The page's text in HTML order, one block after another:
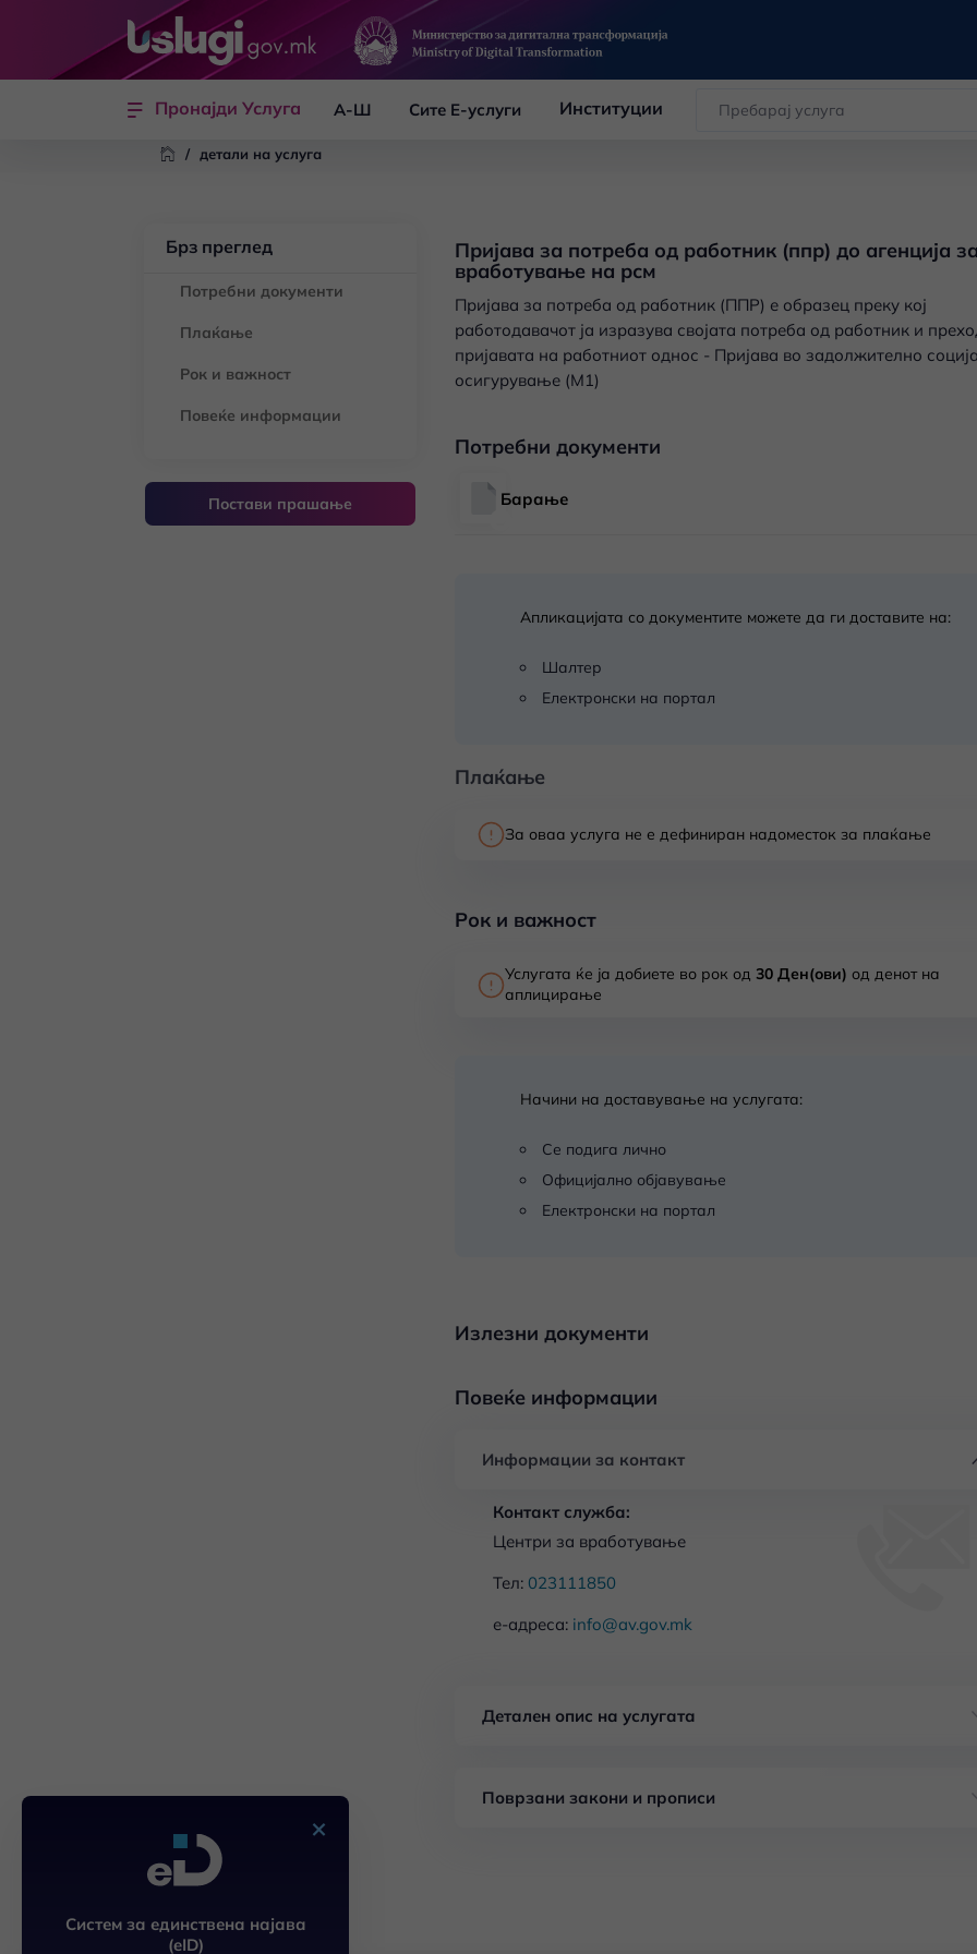
Пронајди Услуга А-Ш Сите Е-услуги Институции
/ детали на услуга
Пријава за потреба од работник (ппр) до агенција
вработување на рсм
Пријава за потреба од работник (ППР) е образец преку кој
работодавачот ја изразува својата потреба од работник и
пријавата на работниот однос - Пријава во задолжително
осигурување (М1)
Потребни документи
Барање
Апликацијата со документите можете да ги доставите на:
Шалтер
Електронски на портал
Плаќање
За оваа услуга не е дефиниран надоместок за плаќање
Рок и важност
Услугата ќе ја добиете во рок од 30 Ден(ови) од денот на
аплицирање
Начини на доставување на услугата:
Се подига лично
Официјално објавување
Електронски на портал
Излезни документи
Повеќе информации
Информации за контакт
Контакт служба:
Центри за вработување
Тел: 023111850
е-адреса: info@av.gov.mk
Детален опис на услугата
Поврзани закони и прописи
Брз преглед
Потребни документи
Плаќање
Рок и важност
Повеќе информации
Постави прашање
Систем за единствена најава
(eID)
×